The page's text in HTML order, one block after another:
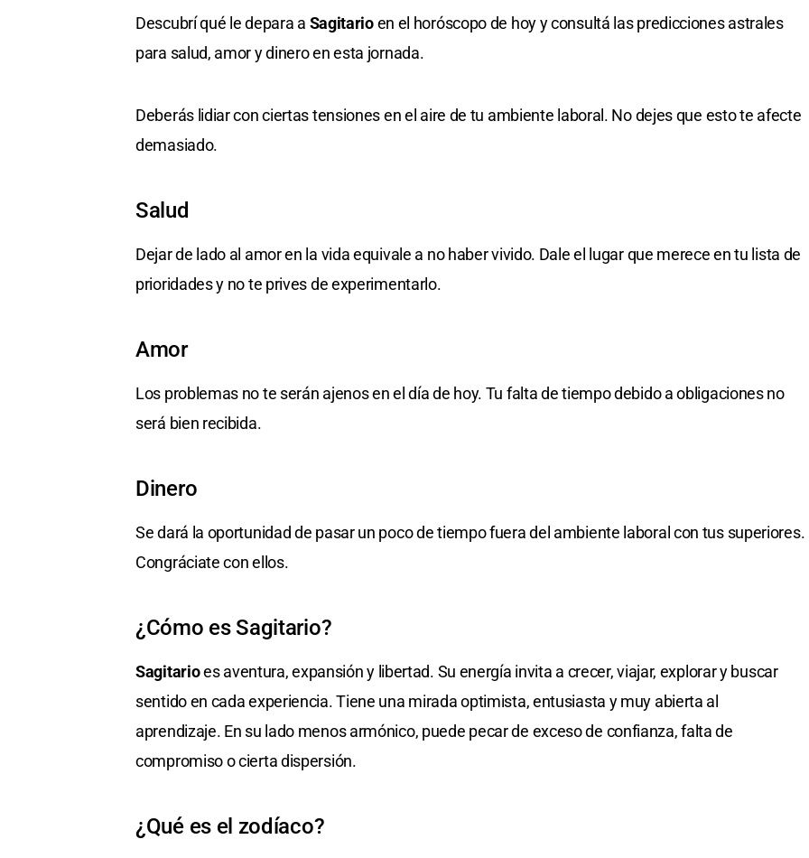
Descubrí qué le depara a Sagitarioen el horóscopo de hoy y consultá las predicciones astrales
para salud, amor y dinero en esta jornada.
Deberás lidiar con ciertas tensiones en el aire de tu ambiente laboral. No dejes que esto te afecte
demasiado.
Salud
Dejar de lado al amor en la vida equivale a no haber vivido. Dale el lugar que merece en tu lista de
prioridades y no te prives de experimentarlo.
Amor
Los problemas no te serán ajenos en el día de hoy. Tu falta de tiempo debido a obligaciones no
será bien recibida.
Dinero
Se dará la oportunidad de pasar un poco de tiempo fuera del ambiente laboral con tus superiores.
Congráciate con ellos.
¿Cómo es Sagitario?
Sagitarioes aventura, expansión y libertad. Su energía invita a crecer, viajar, explorar y buscar
sentido en cada experiencia. Tiene una mirada optimista, entusiasta y muy abierta al
aprendizaje. En su lado menos armónico, puede pecar de exceso de confianza, falta de
compromiso o cierta dispersión.
¿Qué es el zodíaco?